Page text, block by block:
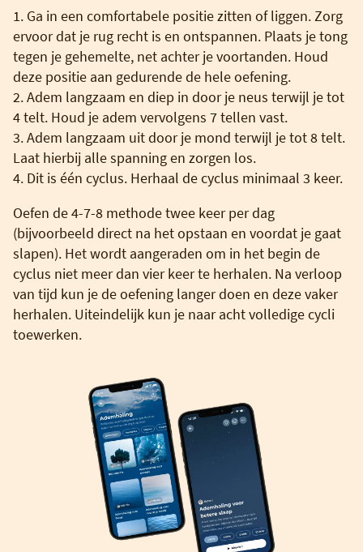
1. Ga in een comfortabele positie zitten of liggen. Zorg
ervoor dat je rug recht is en ontspannen. Plaats je tong
tegen je gehemelte, net achter je voortanden. Houd
deze positie aan gedurende de hele oefening.
2. Adem langzaam en diep in door je neus terwijl je tot
4 telt. Houd je adem vervolgens 7 tellen vast.
3. Adem langzaam uit door je mond terwijl je tot 8 telt.
Laat hierbij alle spanning en zorgen los.
4. Dit is één cyclus. Herhaal de cyclus minimaal 3 keer.
Oefen de 4-7-8 methode twee keer per dag
(bijvoorbeeld direct na het opstaan en voordat je gaat
slapen). Het wordt aangeraden om in het begin de
cyclus niet meer dan vier keer te herhalen. Na verloop
van tijd kun je de oefening langer doen en deze vaker
herhalen. Uiteindelijk kun je naar acht volledige cycli
toewerken.